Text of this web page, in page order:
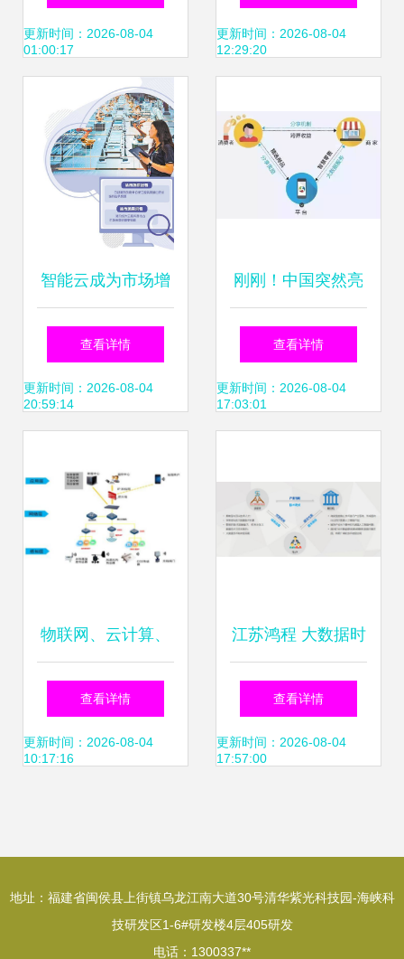
能软件开发的未来
更新时间：2026-08-04
01:00:17
务的双重奏
更新时间：2026-08-04
12:29:20
智能云成为市场增
长新动能，推动软
件开发展开新篇章
查看详情
更新时间：2026-08-04
20:59:14
刚刚！中国突然亮
剑，大数据服务领
域的未来十年将称
查看详情
更新时间：2026-08-04
17:03:01
物联网、云计算、
大数据、人工智能
的区分与关系探析
查看详情
更新时间：2026-08-04
10:17:16
江苏鸿程 大数据时
代软件开发的创新
与实践
查看详情
更新时间：2026-08-04
17:57:00
地址：福建省闽侯县上街镇乌龙江南大道30号清华紫光科技园-海峡科
技研发区1-6#研发楼4层405研发
电话：1300337**